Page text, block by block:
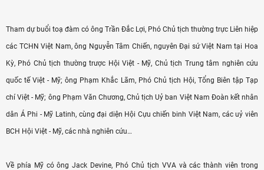
Tham dự buổi toạ đàm có ông Trần Đắc Lợi, Phó Chủ tịch thường trực Liên hiệp
các TCHN Việt Nam, ông Nguyễn Tâm Chiến, nguyên Đại sứ Việt Nam tại Hoa
Kỳ, Phó Chủ tịch thường trược Hội Việt - Mỹ, Chủ tịch Trung tâm nghiên cứu
quốc tế Việt - Mỹ; ông Phạm Khắc Lãm, Phó Chủ tịch Hội, Tổng Biên tập Tạp
chí Việt - Mỹ; ông Phạm Văn Chương, Chủ tịch Uỷ ban Việt Nam Đoàn kết nhân
dân Á Phi - Mỹ Latinh, cùng đại diện Hội Cựu chiến binh Việt Nam, các uỷ viên
BCH Hội Việt - Mỹ, các nhà nghiên cứu…
Về phía Mỹ có ông Jack Devine, Phó Chủ tịch VVA và các thành viên trong